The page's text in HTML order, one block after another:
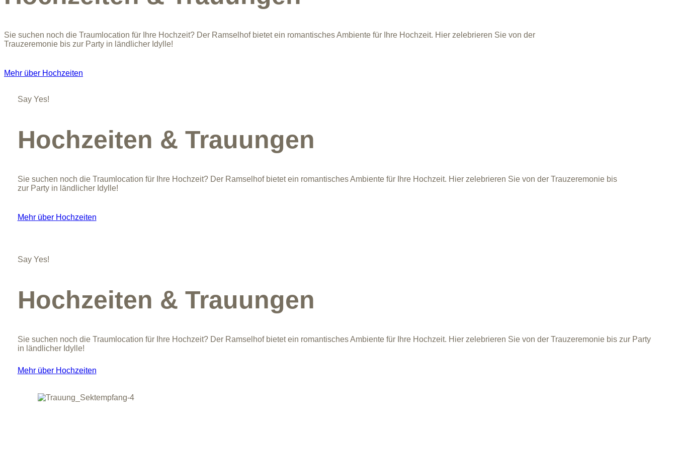
Sie suchen noch die Traumlocation für Ihre Hochzeit? Der Ramselhof bietet ein romantisches Ambiente für Ihre Hochzeit. Hier zelebrieren Sie von der
Trauzeremonie bis zur Party in ländlicher Idylle!
Mehr über Hochzeiten
Say Yes!
Hochzeiten & Trauungen
Sie suchen noch die Traumlocation für Ihre Hochzeit? Der Ramselhof bietet ein romantisches Ambiente für Ihre Hochzeit. Hier zelebrieren Sie von der Trauzeremonie bis
zur Party in ländlicher Idylle!
Mehr über Hochzeiten
Say Yes!
Hochzeiten & Trauungen
Sie suchen noch die Traumlocation für Ihre Hochzeit? Der Ramselhof bietet ein romantisches Ambiente für Ihre Hochzeit. Hier zelebrieren Sie von der Trauzeremonie bis zur Party
in ländlicher Idylle!
Mehr über Hochzeiten